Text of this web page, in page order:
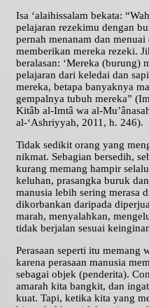
Isa ‘alaihissalam bekata:
pelajaran rezekimu dengan
pernah menanam dan
memberikan mereka rezeki.
beralasan: ‘Mereka (burung)
pelajaran dari keledai dan
mereka, betapa banyaknya
gempalnya tubuh mereka”
Kitâb al-Imtâ wa al-
al-‘Ashriyyah, 2011, h. 246).
Tidak sedikit orang yang
nikmat. Sebagian bersedih,
kurang memang hampir
keluhan, prasangka buruk
manusia lebih sering merasa
dikorbankan daripada
marah, menyalahkan,
tidak berjalan sesuai
Perasaan seperti itu memang
karena perasaan manusia
sebagai objek (penderita).
amarah kita bangkit, dan
kuat. Tapi, ketika kita yang